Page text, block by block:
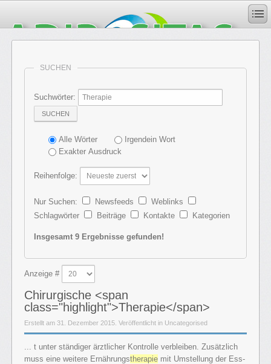
SUCHEN
Suchwörter:
SUCHEN
Alle Wörter
Irgendein Wort
Exakter Ausdruck
Reihenfolge:
Nur Suchen: Newsfeeds
Weblinks
Schlagwörter
Beiträge Kontakte Kategorien
Insgesamt 9 Ergebnisse gefunden!
Anzeige #
Chirurgische <span
class="highlight">Therapie</span>
Erstellt am 31. Dezember 2015. Veröffentlicht in Uncategorised
... t unter ständiger ärztlicher Kontrolle verbleiben. Zusätzlich
muss eine weitere Ernährungstherapie mit Umstellung der Ess-